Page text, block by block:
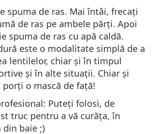
spuma de ras. Mai întâi, frecați
de ras pe ambele părți. Apoi
spuma de ras cu apă caldă.
este o modalitate simplă de a
lentilelor, chiar și în timpul
și în alte situații. Chiar și
o mască de față!
Puteți folosi, de
truc pentru a vă curăța, în
baie ;)